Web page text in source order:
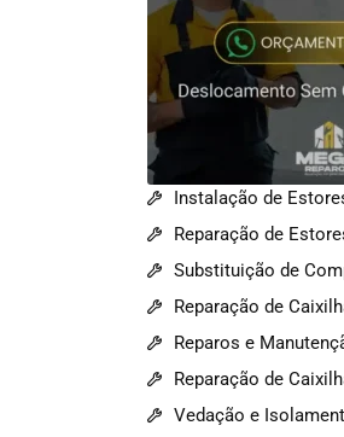
Instalação de
Reparação de
Substituição de
Reparação de
Reparos e
Reparação de
Vedação e